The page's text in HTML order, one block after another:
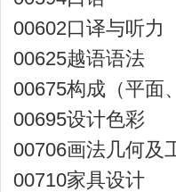
00602口译与
00625越语
00675构成（平面
00695设计
00706画法几何
00710家具